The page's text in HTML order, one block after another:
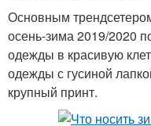
Основным
осень-зима 2019/2020
одежды в красивую
одежды с гусиной
крупный принт.